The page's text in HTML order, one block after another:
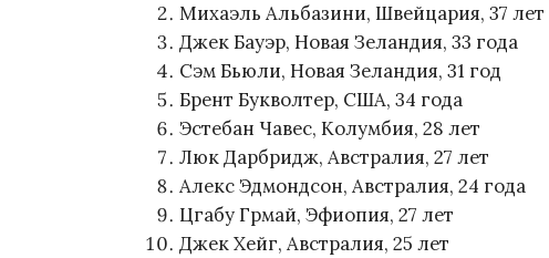
Михаэль Альбазини, Швейцария, 37 лет
Джек Бауэр, Новая Зеландия, 33 года
Сэм Бьюли, Новая Зеландия, 31 год
Брент Букволтер, США, 34 года
Эстебан Чавес, Колумбия, 28 лет
Люк Дарбридж, Австралия, 27 лет
Алекс Эдмондсон, Австралия, 24 года
Цгабу Грмай, Эфиопия, 27 лет
Джек Хейг, Австралия, 25 лет